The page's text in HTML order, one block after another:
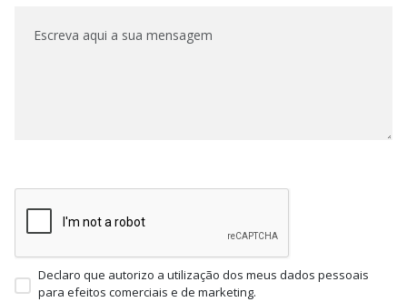
Declaro que autorizo a utilização dos meus dados pessoais
para efeitos comerciais e de marketing.